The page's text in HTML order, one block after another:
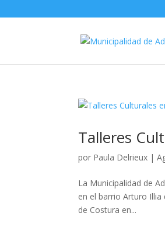
Talleres
por Paula Delrieux |
La Municipalidad de
en el barrio Arturo Illia
de Costura en...